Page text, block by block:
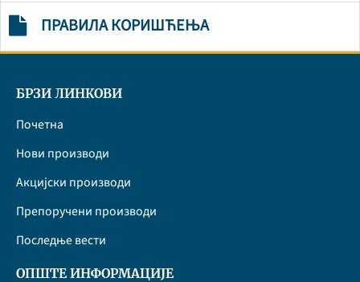
ПРАВИЛА КОРИШЋЕЊА
БРЗИ ЛИНКОВИ
Почетна
Нови производи
Акцијски производи
Препоручени производи
Последње вести
ОПШТЕ ИНФОРМАЦИЈЕ